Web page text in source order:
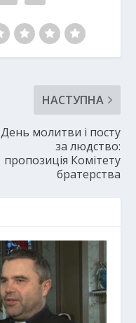
НАСТУПНА
День молитви і посту
за людство:
пропозиція Комітету
братерства